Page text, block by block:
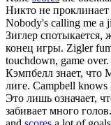
Никто не проклинает
Nobody's calling me a
Зиглер спотыкается,
конец игры. Zigler
touchdown, game over.
Кэмпбелл знает, что
лиге. Campbell knows
Это лишь означает,
забивает много голов.